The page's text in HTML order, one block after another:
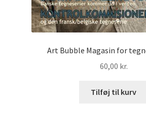
Art Bubble Magasin for
60,00 kr.
Tilføj til kurv